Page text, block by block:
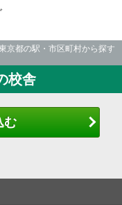
東京都の駅・市区町村から探す
校舎
む